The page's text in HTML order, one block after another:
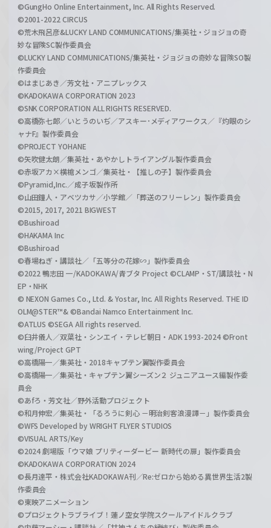
©GungHo Online Entertainment, Inc. All Rights Reserved.
©2001-2022 CIRCUS
©荒木飛呂彦&LUCKY LAND COMMUNICATIONS/集英社・ジョジョの奇
妙な冒険SC製作委員会
©LUCKY LAND COMMUNICATIONS/集英社・ジョジョの奇妙な冒険SO製
作委員会
©はまじあき／芳文社・アニプレックス
©KADOKAWA CORPORATION 2023
©SNK CORPORATION ALL RIGHTS RESERVED.
©高橋弥七郎／いとうのいぢ／アスキー･メディアワークス／『灼眼のシ
ャナF』製作委員会
©PROJECT YOHANE
©矢吹健太朗／集英社・あやかしトライアングル製作委員会
©赤坂アカ×横槍メンゴ／集英社・【推しの子】製作委員会
©Pyramid,Inc.／成子坂製作所
©山田鐘人・アベツカサ／小学館／「葬送のフリーレン」製作委員会
©2015, 2017, 2021 BIGWEST
©Bushiroad
©HAKAMA Inc
©Bushiroad
©春場ねぎ・講談社／「五等分の花嫁∽」製作委員会
©2022 鴨志田 一/KADOKAWA/青ブタ Project ©CLAMP・ST/講談社・N
EP・NHK
© NEXON Games Co., Ltd. & Yostar, Inc. All Rights Reserved. THE ID
OLM@STER™& ©Bandai Namco Entertainment Inc.
©ATLUS ©SEGA All rights reserved.
©臼井儀人／双葉社・シンエイ・テレビ朝日・ADK 1993-2024 ©Front
wing/Project GPT
©高橋陽一／集英社・2018キャプテン翼製作委員会
©高橋陽一／集英社・キャプテン翼シーズン２ ジュニアユース編製作委
員会
©あfろ・芳文社／野外活動プロジェクト
©和月伸宏／集英社・「るろうに剣心 －明治剣客浪漫譚－」製作委員会
©WFS Developed by WRIGHT FLYER STUDIOS
©VISUAL ARTS/Key
©2024 劇場版「ウマ娘 プリティーダービー 新時代の扉」製作委員会
©KADOKAWA CORPORATION 2024
©長月達平・株式会社KADOKAWA刊／Re:ゼロから始める異世界生活2製
作委員会
©東映アニメーション
©プロジェクトラブライブ！蓮ノ空女学院スクールアイドルクラブ